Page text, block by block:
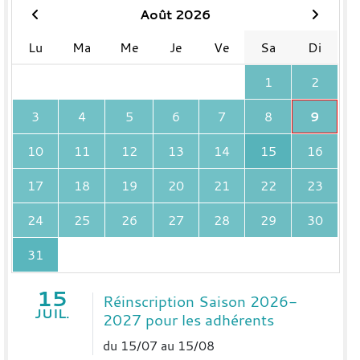
Août 2026
Lu
Ma Me Je Ve Sa
Di
1
2
3
4 5 6 7 8
9
10
11 12 13 14 15
16
17
18 19 20 21 22
23
24
25 26 27 28 29
30
31
15
JUIL.
Réinscription Saison 2026-
2027 pour les adhérents
du 15/07 au 15/08